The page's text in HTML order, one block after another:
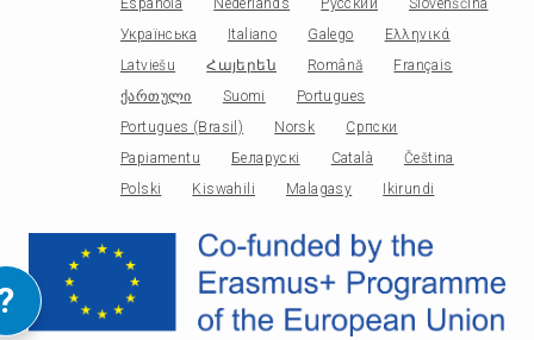
Española
Nederlands Русский
Slovenščina
Українська
Italiano Galego
Ελληνικά
Latviešu
Հայերեն Română
Français
ქართული
Suomi
Portugues
Portugues (Brasil)
Norsk
Српски
Papiamentu
Беларускі Català
Čeština
Polski
Kiswahili Malagasy Ikirundi